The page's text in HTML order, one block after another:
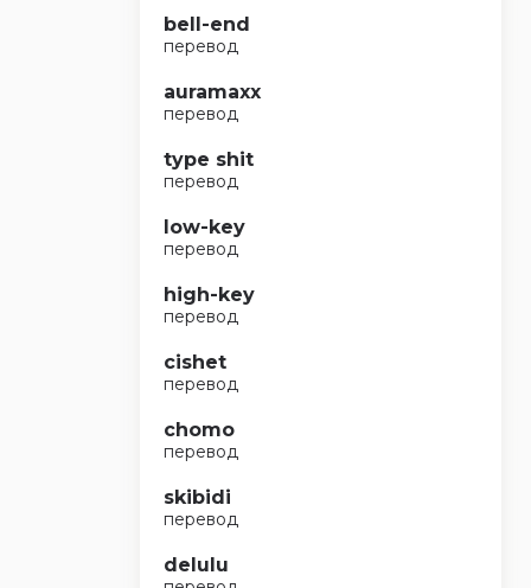
bell-end
перевод
auramaxx
перевод
type shit
перевод
low-key
перевод
high-key
перевод
cishet
перевод
chomo
перевод
skibidi
перевод
delulu